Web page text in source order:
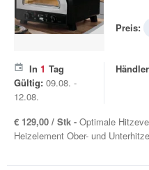
Preis:
In 1 Tag
Gültig: 09.08. -
12.08.
€ 129,00 / Stk - Optimale
Heizelement Ober- und